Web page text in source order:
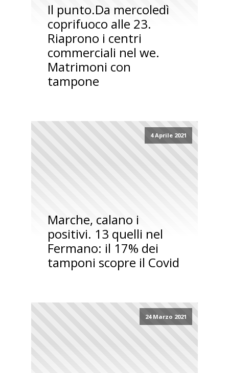
Il punto.Da mercoledì
coprifuoco alle 23.
Riaprono i centri
commerciali nel we.
Matrimoni con
tampone
4 Aprile 2021
Marche, calano i
positivi. 13 quelli nel
Fermano: il 17% dei
tamponi scopre il Covid
24 Marzo 2021